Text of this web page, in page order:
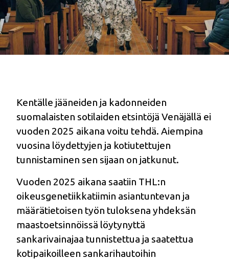
Kentälle jääneiden ja kadonneiden
suomalaisten sotilaiden etsintöjä Venäjällä ei
vuoden 2025 aikana voitu tehdä. Aiempina
vuosina löydettyjen ja kotiutettujen
tunnistaminen sen sijaan on jatkunut.
Vuoden 2025 aikana saatiin THL:n
oikeusgenetiikkatiimin asiantuntevan ja
määrätietoisen työn tuloksena yhdeksän
maastoetsinnöissä löytynyttä
sankarivainajaa tunnistettua ja saatettua
kotipaikoilleen sankarihautoihin